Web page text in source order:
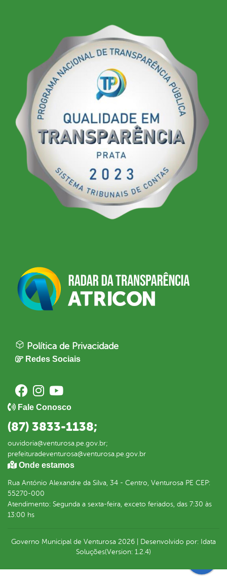
Política de Privacidade
Redes Sociais
Fale Conosco
(87) 3833-1138;
ouvidoria@venturosa.pe.gov.br;
prefeituradeventurosa@venturosa.pe.gov.br
Onde estamos
Rua António Alexandre da Silva, 34 - Centro, Venturosa PE CEP:
55270-000
Atendimento: Segunda a sexta-feira, exceto feriados, das 7:30 às
13:00 hs
Governo Municipal de Venturosa 2026 Desenvolvido por: Idata
Soluções(Version: 1.2.4)